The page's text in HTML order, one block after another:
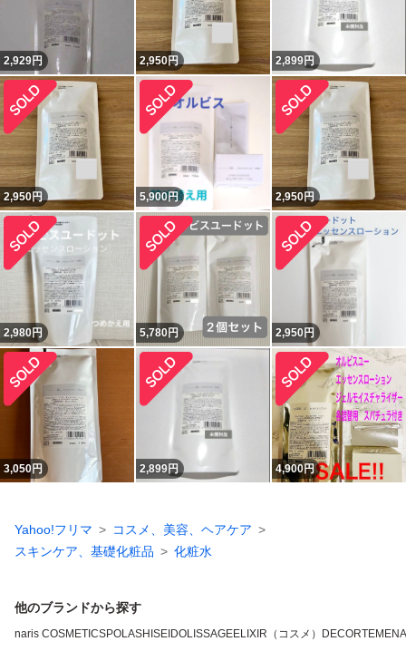
2,929円 2,950円 2,899円
2,950円 5,900円 2,950円
2,980円 5,780円 2,950円
3,050円 2,899円 4,900円
Yahoo!フリマ
コスメ、美容、ヘアケア
スキンケア、基礎化粧品
化粧水
他のブランドから探す
naris COSMETICSPOLASHISEIDOLISSAGEELIXIR（コスメ） DECORTE